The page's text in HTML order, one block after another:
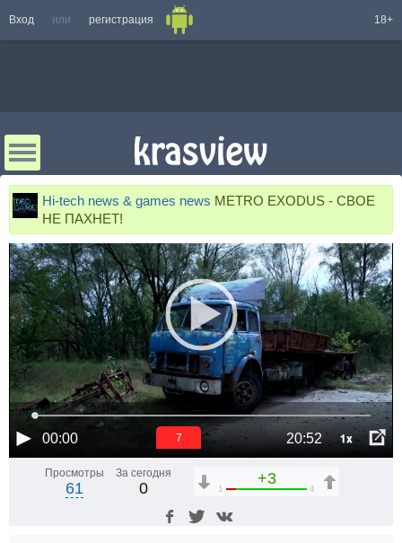
Вход или регистрация 18+
Hi-tech news & games news METRO EXODUS - СВОЕ
НЕ ПАХНЕТ!
00:00 20:52 1x
6
Просмотры
61
За сегодня
0
+3
1 4